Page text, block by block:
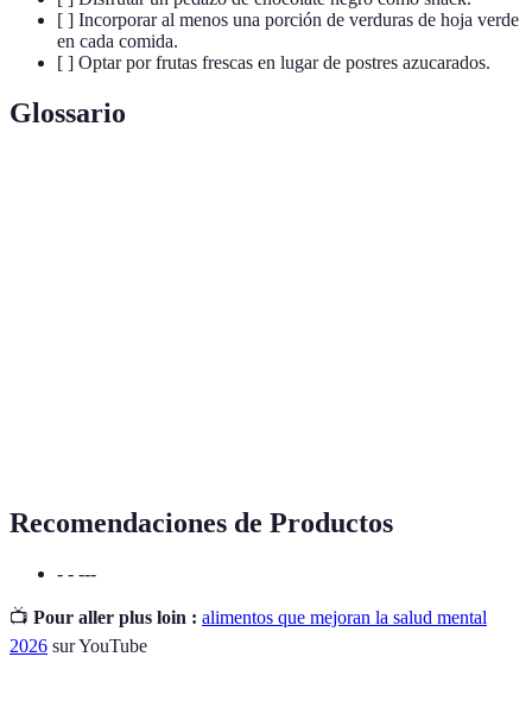
[ ] Incorporar al menos una porción de verduras de hoja verde
en cada comida.
[ ] Optar por frutas frescas en lugar de postres azucarados.
Glossario
Recomendaciones de Productos
- - ---
📺 Pour aller plus loin : alimentos que mejoran la salud mental
2026 sur YouTube